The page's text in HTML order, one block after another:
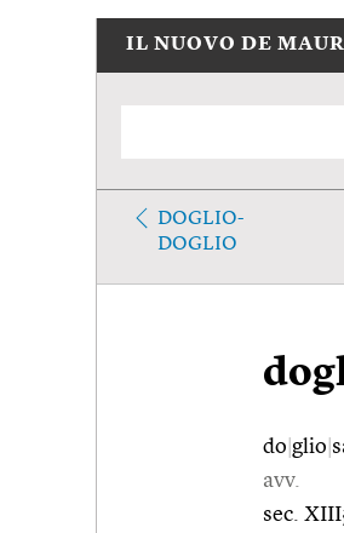
IL NUOVO DE
DOGLIO-
DOGLIO
do glio
avv.
sec.